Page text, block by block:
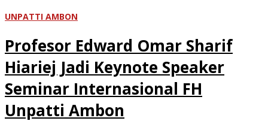
UNPATTI AMBON
Profesor Edward Omar Sharif
Hiariej Jadi Keynote Speaker
Seminar Internasional FH
Unpatti Ambon